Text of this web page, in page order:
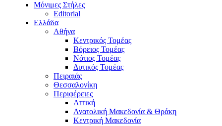
Μόνιμες Στήλες
Editorial
Ελλάδα
Αθήνα
Κεντρικός Τομέας
Βόρειος Τομέας
Νότιος Τομέας
Δυτικός Τομέας
Πειραιάς
Θεσσαλονίκη
Περιφέρειες
Αττική
Ανατολική Μακεδονία & Θράκη
Κεντρική Μακεδονία